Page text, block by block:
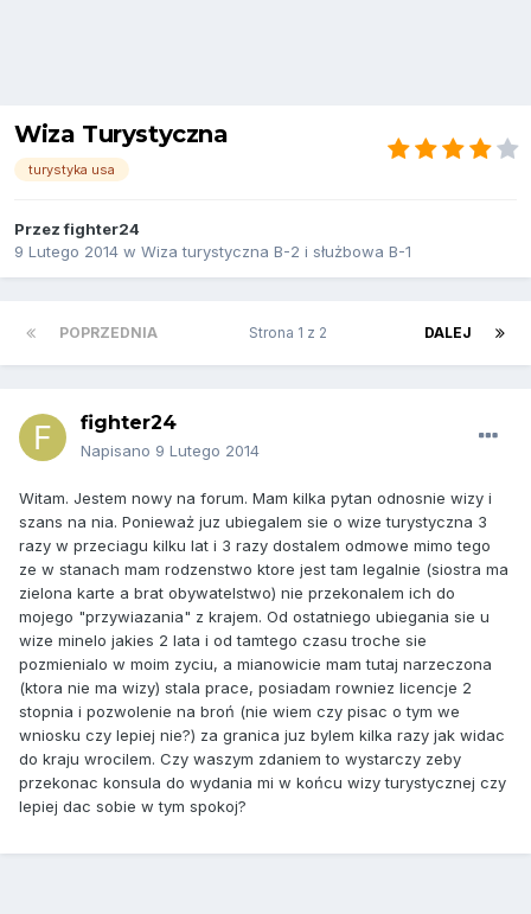
Wiza Turystyczna
turystyka usa
Przezfighter24
9 Lutego 2014 w Wiza turystyczna B-2 i służbowa B-1
POPRZEDNIA DALEJ
Strona 1 z 2
fighter24
Napisano 9 Lutego 2014
Witam. Jestem nowy na forum. Mam kilka pytan odnosnie wizy i
szans na nia. Ponieważ juz ubiegalem sie o wize turystyczna 3
razy w przeciagu kilku lat i 3 razy dostalem odmowe mimo tego
ze w stanach mam rodzenstwo ktore jest tam legalnie (siostra ma
zielona karte a brat obywatelstwo) nie przekonalem ich do
mojego "przywiazania" z krajem. Od ostatniego ubiegania sie u
wize minelo jakies 2 lata i od tamtego czasu troche sie
pozmienialo w moim zyciu, a mianowicie mam tutaj narzeczona
(ktora nie ma wizy) stala prace, posiadam rowniez licencje 2
stopnia i pozwolenie na broń (nie wiem czy pisac o tym we
wniosku czy lepiej nie?) za granica juz bylem kilka razy jak widac
do kraju wrocilem. Czy waszym zdaniem to wystarczy zeby
przekonac konsula do wydania mi w końcu wizy turystycznej czy
lepiej dac sobie w tym spokoj?